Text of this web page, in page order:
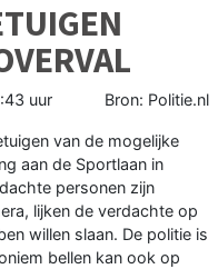
uur Bron: Politie.nl
van de mogelijke
aan de Sportlaan in
personen zijn
lijken de verdachte op
willen slaan. De politie is
bellen kan ook op